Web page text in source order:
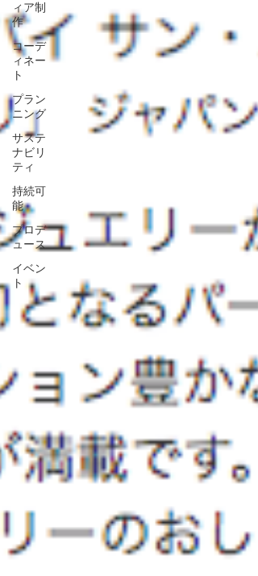
ィア制
作
コーデ
ィネー
ト
プラン
ニング
サステ
ナビリ
ティ
持続可
能
プロデ
ュース
イベン
ト